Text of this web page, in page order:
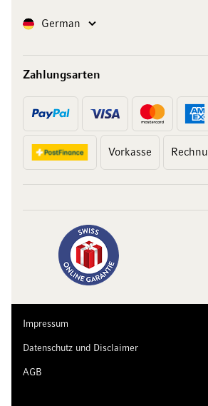
SpracheGerman
Zahlungsarten
Vorkasse
Impressum
Datenschutz und Disclaimer
AGB
10 Franken
auf Ihren Einkauf
Abonnieren Sie unseren Newsletter und